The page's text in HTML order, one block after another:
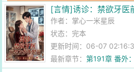
[言情]诱诊：禁欲牙医
作者： 掌心一米星辰
状态：完本
更新时间：06-07
最新章节：第191章 番外